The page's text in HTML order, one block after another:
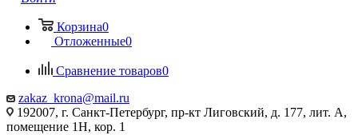
Корзина0
Отложенные0
Сравнение товаров0
zakaz_krona@mail.ru
192007, г. Санкт-Петербург, пр-кт Лиговский, д. 177, лит. А,
помещение 1Н, кор. 1